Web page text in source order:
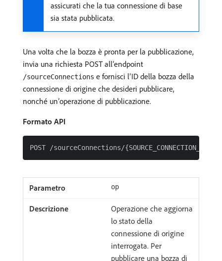
assicurati che la tua connessione di base
sia stata pubblicata.
Una volta che la bozza è pronta per la pubblicazione,
invia una richiesta POST all’endpoint
/sourceConnections e fornisci l’ID della bozza della
connessione di origine che desideri pubblicare,
nonché un’operazione di pubblicazione.
Formato API
op
Operazione che aggiorna
lo stato della
connessione di origine
interrogata. Per
pubblicare una bozza di